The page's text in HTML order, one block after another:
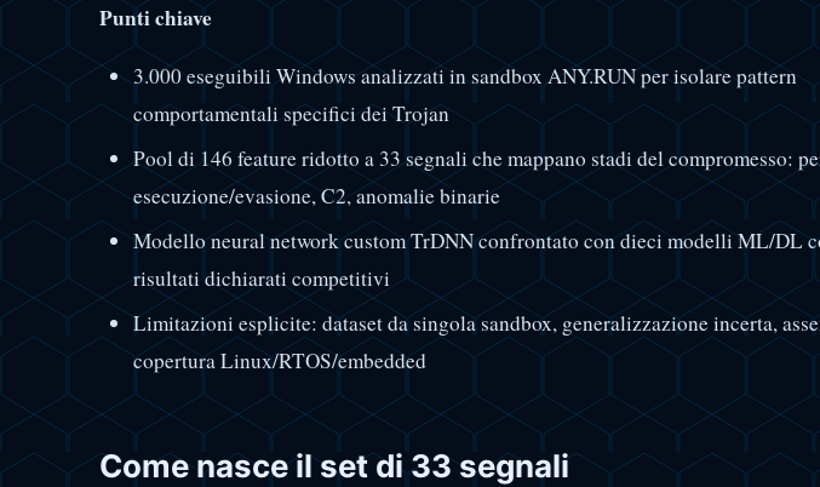
Punti chiave
3.000 eseguibili Windows analizzati in sandbox ANY.RUN per isolare pattern
comportamentali specifici dei Trojan
Pool di 146 feature ridotto a 33 segnali che mappano stadi del compromesso:
esecuzione/evasione, C2, anomalie binarie
Modello neural network custom TrDNN confrontato con dieci modelli ML/DL
risultati dichiarati competitivi
Limitazioni esplicite: dataset da singola sandbox, generalizzazione incerta,
copertura Linux/RTOS/embedded
Come nasce il set di 33 segnali